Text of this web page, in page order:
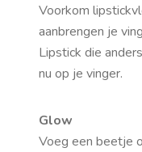
Voorkom
aanbrengen je
Lipstick die
nu op je vinger.
Glow
Voeg een beetje